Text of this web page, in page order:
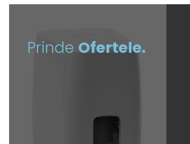
Prinde Ofertele.